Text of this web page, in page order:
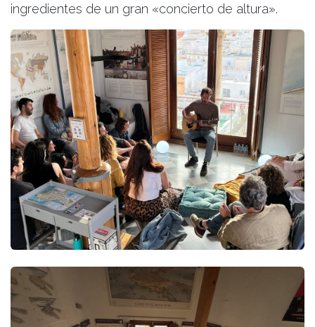
ingredientes de un gran «concierto de altura».